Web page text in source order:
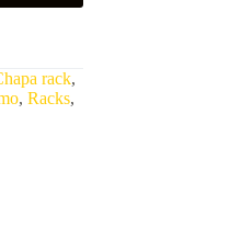
rack,
, Racks,